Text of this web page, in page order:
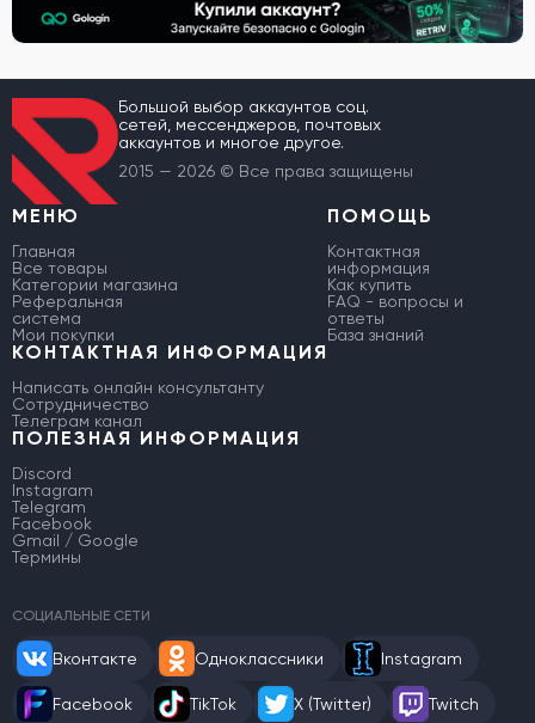
Большой выбор аккаунтов соц.
сетей, мессенджеров, почтовых
аккаунтов и многое другое.
2015 — 2026 © Все права защищены
МЕНЮ
Главная
Все товары
Категории магазина
Реферальная
система
Мои покупки
ПОМОЩЬ
Контактная
информация
Как купить
FAQ - вопросы и
ответы
База знаний
КОНТАКТНАЯ ИНФОРМАЦИЯ
Написать онлайн консультанту
Сотрудничество
Телеграм канал
ПОЛЕЗНАЯ ИНФОРМАЦИЯ
Discord
Instagram
Telegram
Facebook
Gmail / Google
Термины
СОЦИАЛЬНЫЕ СЕТИ
Вконтакте Одноклассники Instagram
Facebook TikTok X (Twitter) Twitch